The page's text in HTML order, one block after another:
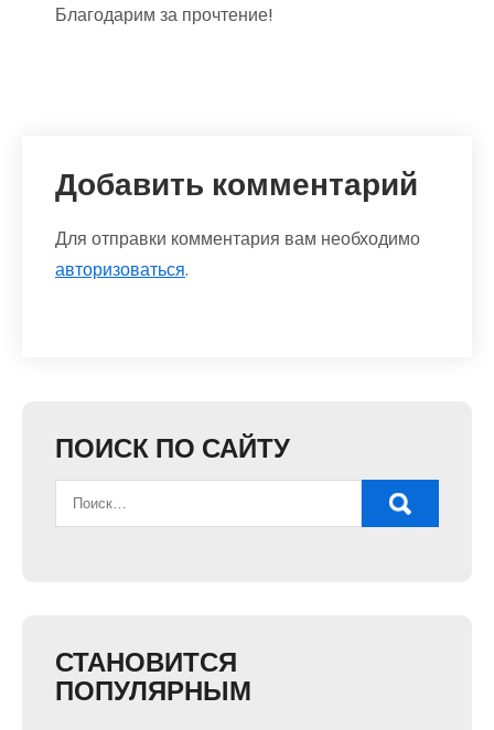
Благодарим за прочтение!
Добавить комментарий
Для отправки комментария вам необходимо
авторизоваться.
ПОИСК ПО САЙТУ
СТАНОВИТСЯ
ПОПУЛЯРНЫМ